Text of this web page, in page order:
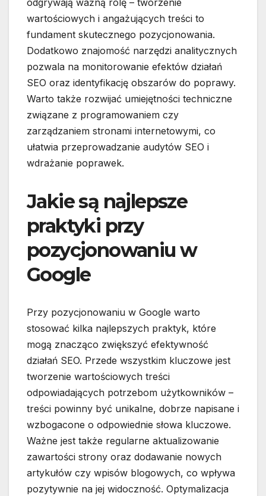
odgrywają ważną rolę – tworzenie
wartościowych i angażujących treści to
fundament skutecznego pozycjonowania.
Dodatkowo znajomość narzędzi analitycznych
pozwala na monitorowanie efektów działań
SEO oraz identyfikację obszarów do poprawy.
Warto także rozwijać umiejętności techniczne
związane z programowaniem czy
zarządzaniem stronami internetowymi, co
ułatwia przeprowadzanie audytów SEO i
wdrażanie poprawek.
Jakie są najlepsze
praktyki przy
pozycjonowaniu w
Google
Przy pozycjonowaniu w Google warto
stosować kilka najlepszych praktyk, które
mogą znacząco zwiększyć efektywność
działań SEO. Przede wszystkim kluczowe jest
tworzenie wartościowych treści
odpowiadających potrzebom użytkowników –
treści powinny być unikalne, dobrze napisane i
wzbogacone o odpowiednie słowa kluczowe.
Ważne jest także regularne aktualizowanie
zawartości strony oraz dodawanie nowych
artykułów czy wpisów blogowych, co wpływa
pozytywnie na jej widoczność. Optymalizacja